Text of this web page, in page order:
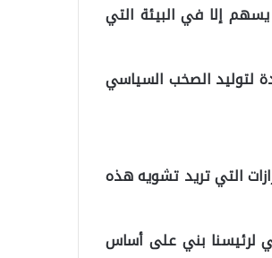
إلا في البيئة التي
لتوليد الصخب السياسي
التي تريد تشويه هذه
لرئيسنا بني على أساس